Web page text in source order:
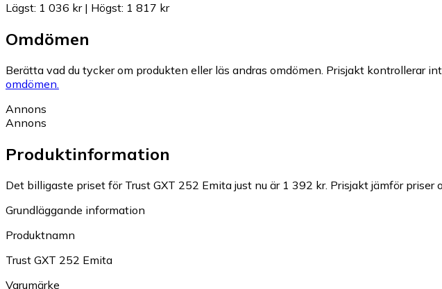
Lägst: 1 036 kr| Högst: 1 817 kr
Omdömen
Berätta vad du tycker om produkten eller läs andras omdömen. Prisjakt kontrollerar
omdömen.
Annons
Annons
Produktinformation
Det billigaste priset för Trust GXT 252 Emita just nu är 1 392 kr. Prisjakt jämför priser
Grundläggande information
Produktnamn
Trust GXT 252 Emita
Varumärke